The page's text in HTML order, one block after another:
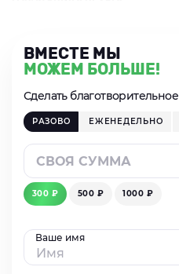
ВМЕСТЕ МЫ
МОЖЕМ БОЛЬШЕ!
Сделать
РАЗОВО ЕЖЕНЕДЕЛЬНО
300 ₽ 500 ₽ 1000 ₽
Ваше имя